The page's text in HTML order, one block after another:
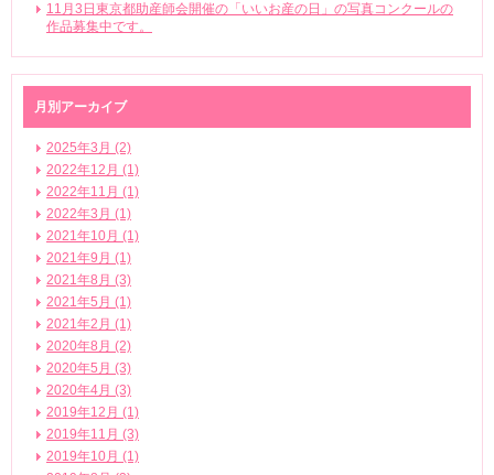
11月3日東京都助産師会開催の「いいお産の日」の写真コンクールの
作品募集中です。
月別アーカイブ
2025年3月 (2)
2022年12月 (1)
2022年11月 (1)
2022年3月 (1)
2021年10月 (1)
2021年9月 (1)
2021年8月 (3)
2021年5月 (1)
2021年2月 (1)
2020年8月 (2)
2020年5月 (3)
2020年4月 (3)
2019年12月 (1)
2019年11月 (3)
2019年10月 (1)